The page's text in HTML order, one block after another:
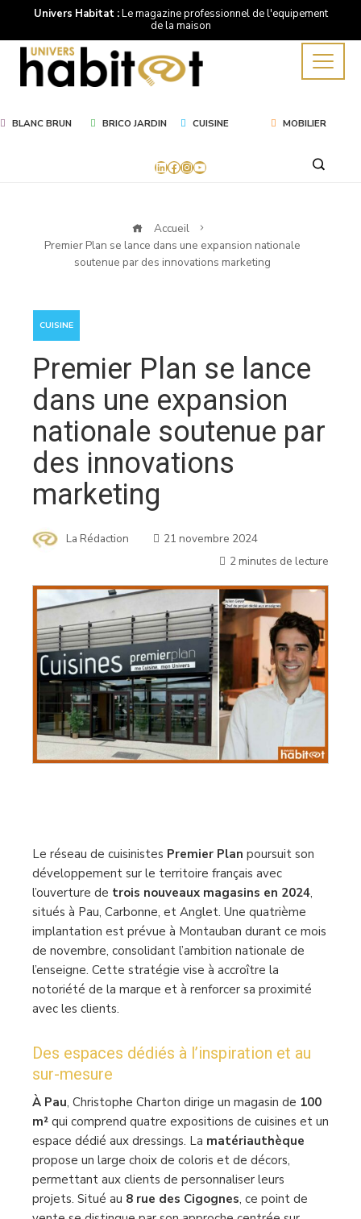
Univers Habitat :Le magazine professionnel de l'equipement
de la maison
BLANC BRUN BRICO JARDIN CUISINE MOBILIER
LinkedIn
Facebook
Instagram
YouTube
Accueil
Premier Plan se lance dans une expansion nationale
soutenue par des innovations marketing
CUISINE
Premier Plan se lance
dans une expansion
nationale soutenue par
des innovations
marketing
La Rédaction
21 novembre 2024
2 minutes de lecture
Le réseau de cuisinistes Premier Plan poursuit son
développement sur le territoire français avec
l’ouverture de trois nouveaux magasins en 2024,
situés à Pau, Carbonne, et Anglet. Une quatrième
implantation est prévue à Montauban durant ce mois
de novembre, consolidant l’ambition nationale de
l’enseigne. Cette stratégie vise à accroître la
notoriété de la marque et à renforcer sa proximité
avec les clients.
Des espaces dédiés à l’inspiration et au
sur-mesure
À Pau, Christophe Charton dirige un magasin de 100
m² qui comprend quatre expositions de cuisines et un
espace dédié aux dressings. La matériauthèque
propose un large choix de coloris et de décors,
permettant aux clients de personnaliser leurs
projets. Situé au 8 rue des Cigognes, ce point de